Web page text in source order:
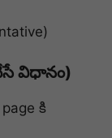
విధానం)
కి